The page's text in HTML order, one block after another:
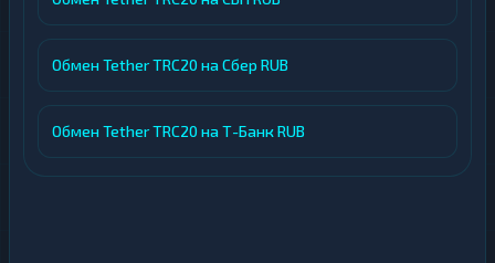
Обмен Tether TRC20 на Сбер RUB
Обмен Tether TRC20 на Т-Банк RUB